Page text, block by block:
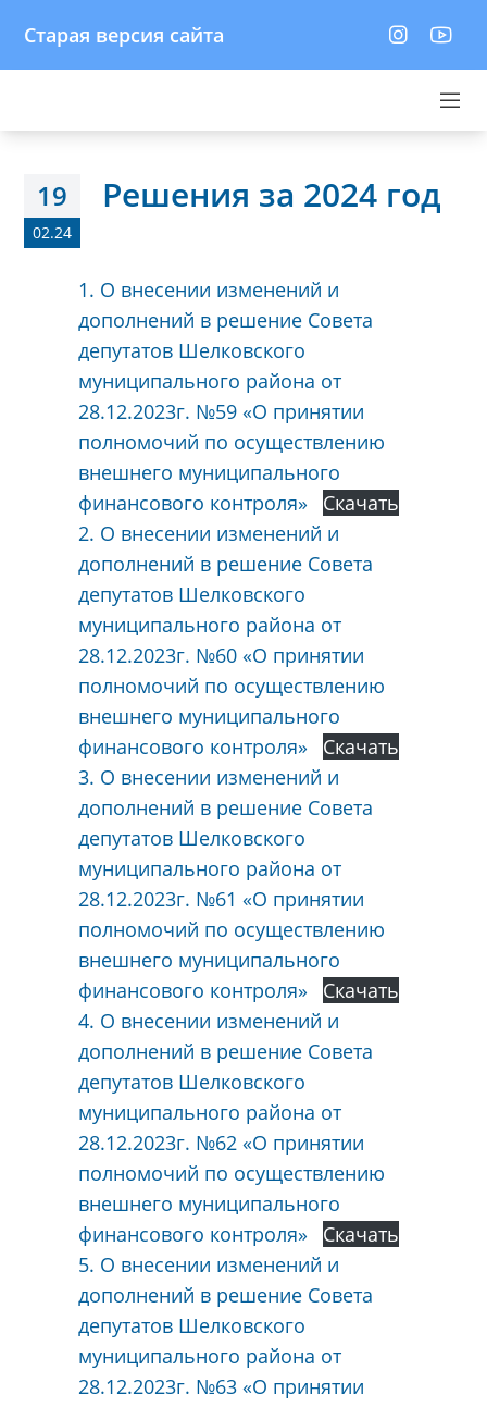
Старая версия сайта
19
02.24
Решения за 2024 год
1. О внесении изменений и
дополнений в решение Совета
депутатов Шелковского
муниципального района от
28.12.2023г. №59 «О принятии
полномочий по осуществлению
внешнего муниципального
финансового контроля»
Скачать
2. О внесении изменений и
дополнений в решение Совета
депутатов Шелковского
муниципального района от
28.12.2023г. №60 «О принятии
полномочий по осуществлению
внешнего муниципального
финансового контроля»
Скачать
3. О внесении изменений и
дополнений в решение Совета
депутатов Шелковского
муниципального района от
28.12.2023г. №61 «О принятии
полномочий по осуществлению
внешнего муниципального
финансового контроля»
Скачать
4. О внесении изменений и
дополнений в решение Совета
депутатов Шелковского
муниципального района от
28.12.2023г. №62 «О принятии
полномочий по осуществлению
внешнего муниципального
финансового контроля»
Скачать
5. О внесении изменений и
дополнений в решение Совета
депутатов Шелковского
муниципального района от
28.12.2023г. №63 «О принятии